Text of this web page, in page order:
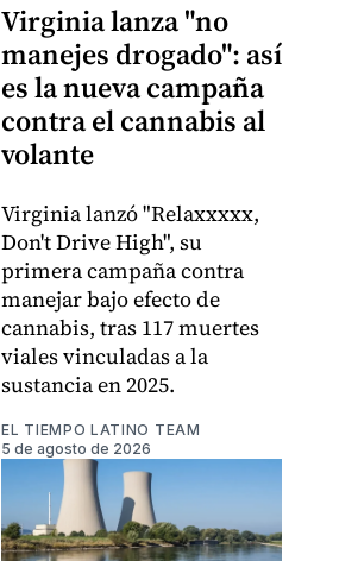
Virginia lanza "no
manejes drogado": así
es la nueva campaña
contra el cannabis al
volante
Virginia lanzó "Relaxxxxx,
Don't Drive High", su
primera campaña contra
manejar bajo efecto de
cannabis, tras 117 muertes
viales vinculadas a la
sustancia en 2025.
EL TIEMPO LATINO TEAM
5 de agosto de 2026